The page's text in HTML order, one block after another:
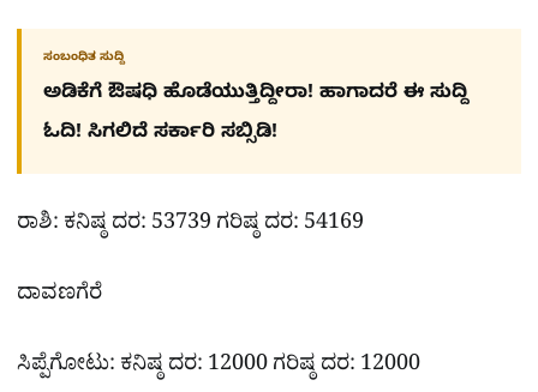
ಸಂಬಂಧಿತ ಸುದ್ದಿ
ಅಡಿಕೆಗೆ ಔಷಧಿ ಹೊಡೆಯುತ್ತಿದ್ದೀರಾ! ಹಾಗಾದರೆ ಈ ಸುದ್ದಿ
ಓದಿ! ಸಿಗಲಿದೆ ಸರ್ಕಾರಿ ಸಬ್ಸಿಡಿ!
ರಾಶಿ: ಕನಿಷ್ಠ ದರ: 53739 ಗರಿಷ್ಠ ದರ: 54169
ದಾವಣಗೆರೆ
ಸಿಪ್ಪೆಗೋಟು: ಕನಿಷ್ಠ ದರ: 12000 ಗರಿಷ್ಠ ದರ: 12000